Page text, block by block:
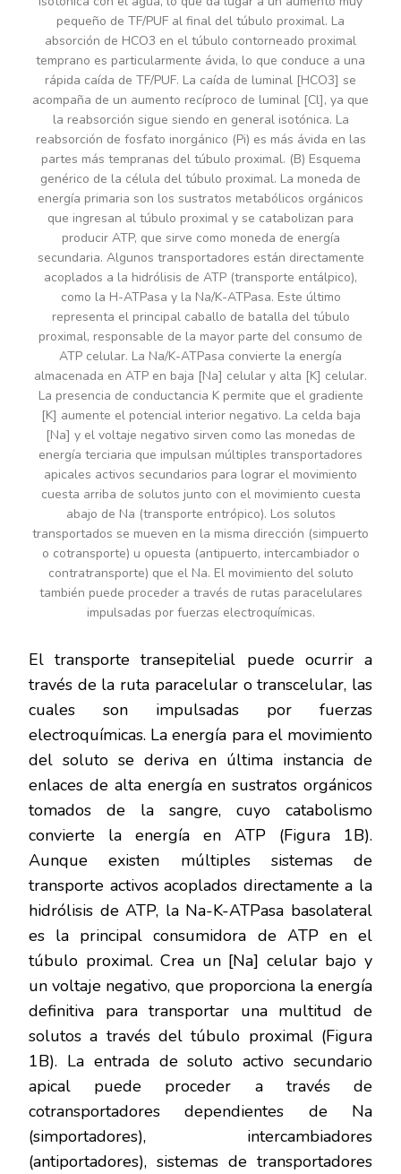
pequeño de TF/PUF al final del túbulo proximal. La
absorción de HCO3 en el túbulo contorneado proximal
temprano es particularmente ávida, lo que conduce a una
rápida caída de TF/PUF. La caída de luminal [HCO3] se
acompaña de un aumento recíproco de luminal [Cl], ya que
la reabsorción sigue siendo en general isotónica. La
reabsorción de fosfato inorgánico (Pi) es más ávida en las
partes más tempranas del túbulo proximal. (B) Esquema
genérico de la célula del túbulo proximal. La moneda de
energía primaria son los sustratos metabólicos orgánicos
que ingresan al túbulo proximal y se catabolizan para
producir ATP, que sirve como moneda de energía
secundaria. Algunos transportadores están directamente
acoplados a la hidrólisis de ATP (transporte entálpico),
como la H-ATPasa y la Na/K-ATPasa. Este último
representa el principal caballo de batalla del túbulo
proximal, responsable de la mayor parte del consumo de
ATP celular. La Na/K-ATPasa convierte la energía
almacenada en ATP en baja [Na] celular y alta [K] celular.
La presencia de conductancia K permite que el gradiente
[K] aumente el potencial interior negativo. La celda baja
[Na] y el voltaje negativo sirven como las monedas de
energía terciaria que impulsan múltiples transportadores
apicales activos secundarios para lograr el movimiento
cuesta arriba de solutos junto con el movimiento cuesta
abajo de Na (transporte entrópico). Los solutos
transportados se mueven en la misma dirección (simpuerto
o cotransporte) u opuesta (antipuerto, intercambiador o
contratransporte) que el Na. El movimiento del soluto
también puede proceder a través de rutas paracelulares
impulsadas por fuerzas electroquímicas.
El transporte transepitelial puede ocurrir a
través de la ruta paracelular o transcelular, las
cuales son impulsadas por fuerzas
electroquímicas. La energía para el movimiento
del soluto se deriva en última instancia de
enlaces de alta energía en sustratos orgánicos
tomados de la sangre, cuyo catabolismo
convierte la energía en ATP (Figura 1B).
Aunque existen múltiples sistemas de
transporte activos acoplados directamente a la
hidrólisis de ATP, la Na-K-ATPasa basolateral
es la principal consumidora de ATP en el
túbulo proximal. Crea un [Na] celular bajo y
un voltaje negativo, que proporciona la energía
definitiva para transportar una multitud de
solutos a través del túbulo proximal (Figura
1B). La entrada de soluto activo secundario
apical puede proceder a través de
cotransportadores dependientes de Na
(simportadores), intercambiadores
(antiportadores), sistemas de transportadores